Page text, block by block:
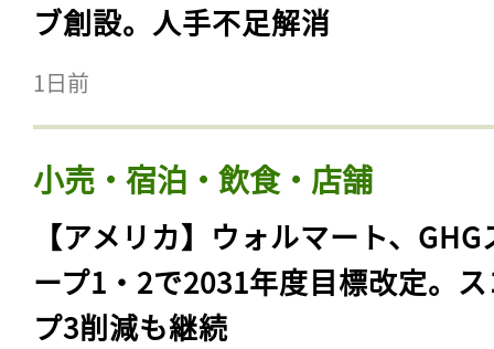
ブ創設。人手不足解消
1日前
小売・宿泊・飲食・店舗
【アメリカ】ウォルマート、GHG
ープ1・2で2031年度目標改定。
プ3削減も継続